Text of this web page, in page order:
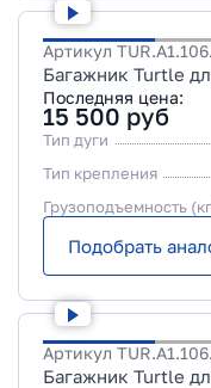
Артикул
Багажник Turtle
Последняя цена:
15 500 руб
Тип дуги
Тип крепления
Грузоподъемность
Подобрать
Артикул
Багажник Turtle